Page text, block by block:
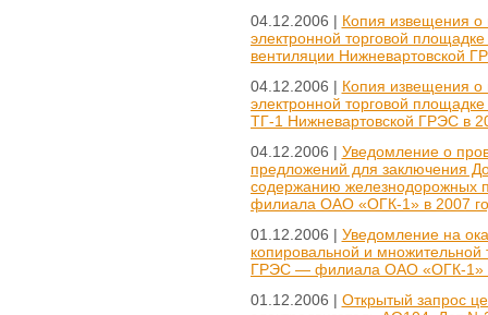
04.12.2006 | Копия извещения о
электронной торговой
вентиляции Нижневартовской
04.12.2006 | Копия извещения о
электронной торговой
ТГ-1 Нижневартовской ГРЭС в
04.12.2006 | Уведомление о
предложений для заключения
содержанию железнодорожных
филиала ОАО «ОГК-1» в 2007
01.12.2006 | Уведомление на
копировальной и множительной
ГРЭС — филиала ОАО «ОГК-1»
01.12.2006 | Открытый запрос